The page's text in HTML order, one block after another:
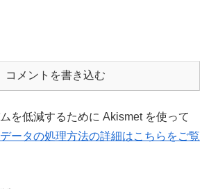
コメントを書き込む
を低減するために Akismet を使って
ータの処理方法の詳細はこちらをご覧